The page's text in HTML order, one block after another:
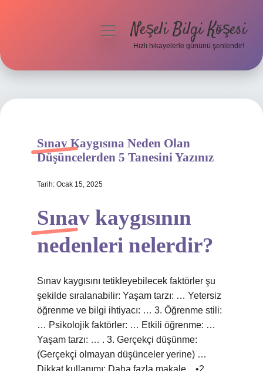
Hakkımızda
menüyüNeşeli Bilgi Köşesi
Hızlı hikayelerle gününü şenlendir!
Sınav Kaygısına Neden Olan
Düşüncelerden 5 Tanesini Yazınız
Tarih: Ocak 15, 2025
Sınav kaygısının
nedenleri nelerdir?
Sınav kaygısını tetikleyebilecek faktörler şu
şekilde sıralanabilir: Yaşam tarzı: … Yetersiz
öğrenme ve bilgi ihtiyacı: … 3. Öğrenme stili:
… Psikolojik faktörler: … Etkili öğrenme: …
Yaşam tarzı: … . 3. Gerçekçi düşünme:
(Gerçekçi olmayan düşünceler yerine) …
Dikkat kullanımı: Daha fazla makale…•2